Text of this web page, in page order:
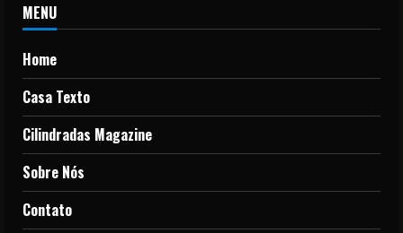
MENU
Home
Casa Texto
Cilindradas Magazine
Sobre Nós
Contato